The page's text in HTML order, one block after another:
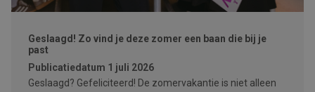
Geslaagd! Zo vind je deze zomer een baan die bij je
past
Publicatiedatum 1 juli 2026
Geslaagd? Gefeliciteerd! De zomervakantie is niet alleen